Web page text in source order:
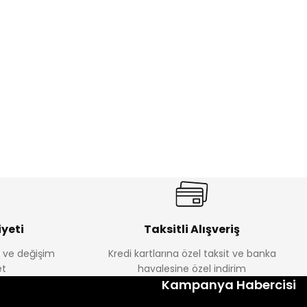
Melra Kız Çocuk Kot Pantolon
%22
Koren Kız Çocuk ve Bebek Tayt
ve değişim
Taksitli Alışveriş
Kredi kartlarına özel taksit ve banka
havalesine özel indirim
Kampanya Habercisi